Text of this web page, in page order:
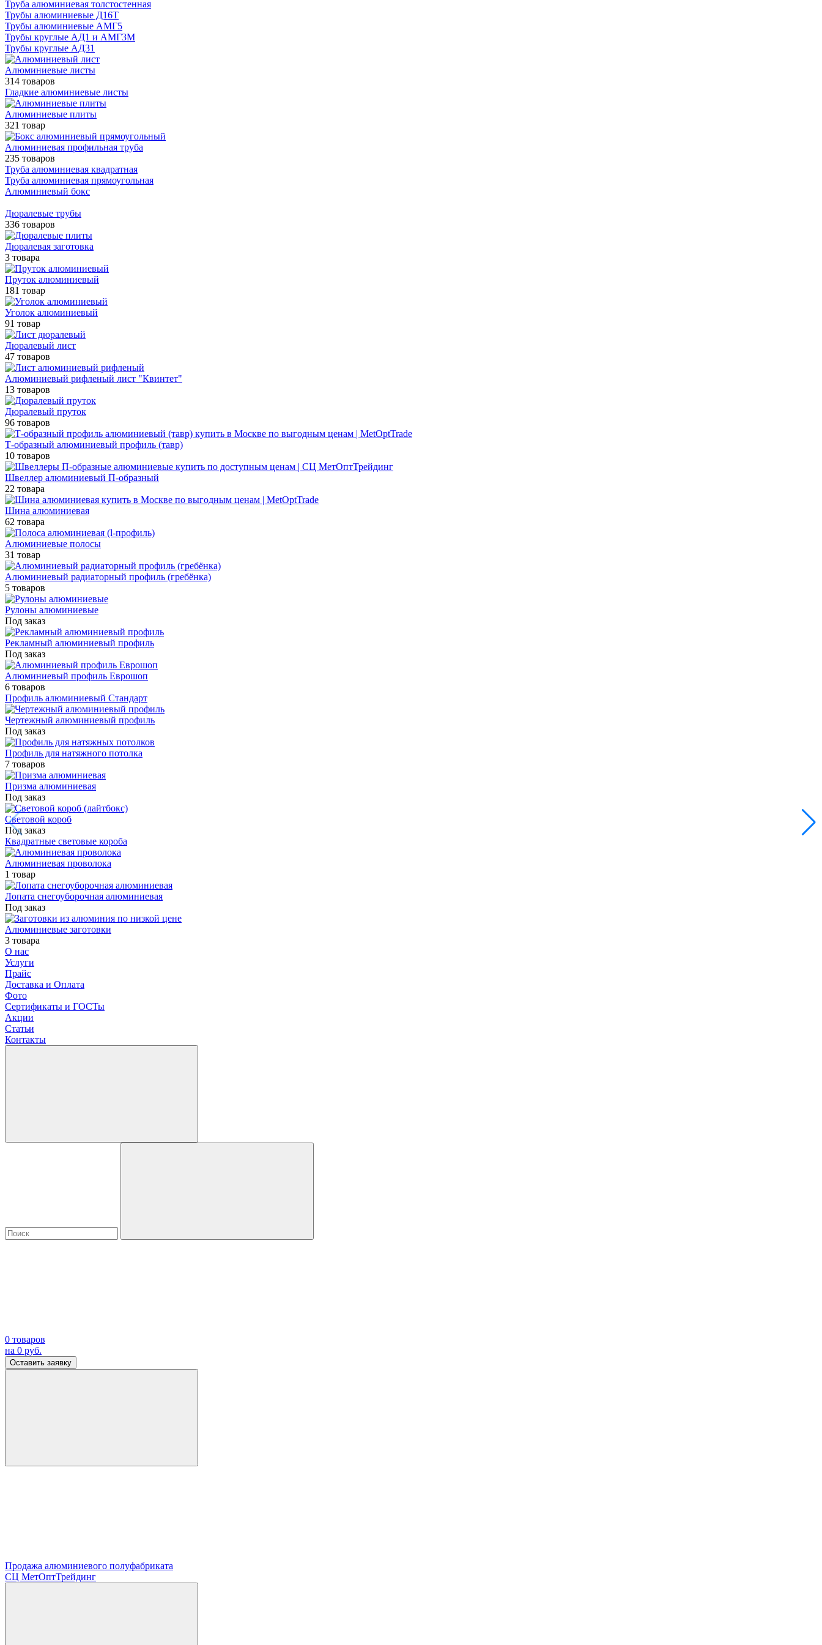
Труба алюминиевая толстостенная
Трубы алюминиевые Д16Т
Трубы алюминиевые АМГ5
Трубы круглые АД1 и АМГ3М
Трубы круглые АД31
Алюминиевые листы
314 товаров
Гладкие алюминиевые листы
Алюминиевые плиты
321 товар
Алюминиевая профильная труба
235 товаров
Труба алюминиевая квадратная
Труба алюминиевая прямоугольная
Алюминиевый бокс
Дюралевые трубы
336 товаров
Дюралевая заготовка
3 товара
Пруток алюминиевый
181 товар
Уголок алюминиевый
91 товар
Дюралевый лист
47 товаров
Алюминиевый рифленый лист "Квинтет"
13 товаров
Дюралевый пруток
96 товаров
Т-образный алюминиевый профиль (тавр)
10 товаров
Швеллер алюминиевый П-образный
22 товара
Шина алюминиевая
62 товара
Алюминиевые полосы
31 товар
Алюминиевый радиаторный профиль (гребёнка)
5 товаров
Рулоны алюминиевые
Под заказ
Рекламный алюминиевый профиль
Под заказ
Алюминиевый профиль Еврошоп
6 товаров
Профиль алюминиевый Стандарт
Чертежный алюминиевый профиль
Под заказ
Профиль для натяжного потолка
7 товаров
Призма алюминиевая
Под заказ
Световой короб
Под заказ
Квадратные световые короба
Алюминиевая проволока
1 товар
Лопата снегоуборочная алюминиевая
Под заказ
Алюминиевые заготовки
3 товара
О нас
Услуги
Прайс
Доставка и Оплата
Фото
Сертификаты и ГОСТы
Акции
Статьи
Контакты
0 товаров
на 0 руб.
Оставить заявку
Продажа алюминиевого полуфабриката
СЦ МетОптТрейдинг